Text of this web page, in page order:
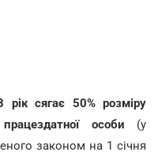
сягає 50% розміру
особи (у
законом на 1 січня